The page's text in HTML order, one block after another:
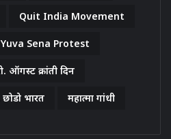
Quit India Movement
Yuva Sena Protest
ऑगस्ट क्रांती दिन
भारत महात्मा गांधी